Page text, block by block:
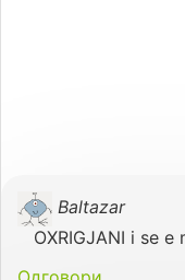
Baltazar
OXRIGJANI i se e